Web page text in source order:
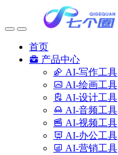
首页
产品中心
AI-写作工具
AI-绘画工具
AI-设计工具
AI-音频工具
AI-视频工具
AI-办公工具
AI-营销工具